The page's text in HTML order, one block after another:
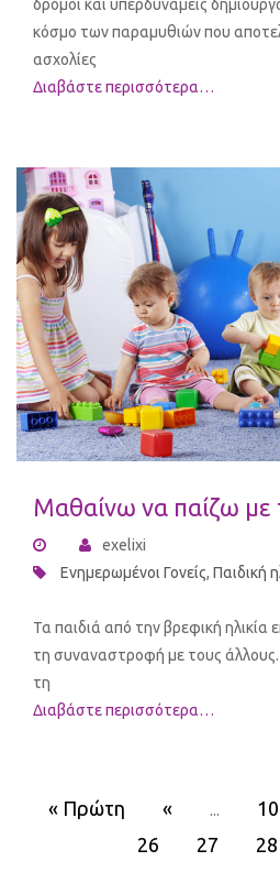
δρόμοι και υπερδυνάμεις
κόσμο των παραμυθιών που
ασχολίες
Διαβάστε περισσότερα…
Μαθαίνω να παίζω
exelixi
Ενημερωμένοι Γονείς, Παιδική
Τα παιδιά από την βρεφική ηλικία
τη συναναστροφή με τους
τη
Διαβάστε περισσότερα…
« Πρώτη « ... 10
26
27 28